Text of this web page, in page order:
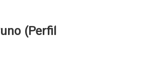
(Perfil